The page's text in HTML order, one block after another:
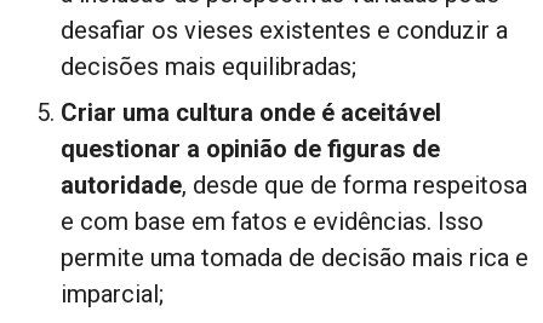
desafiar os vieses existentes e conduzir a
decisões mais equilibradas;
Criar uma cultura onde é aceitável
questionar a opinião de figuras de
autoridade, desde que de forma respeitosa
e com base em fatos e evidências. Isso
permite uma tomada de decisão mais rica e
imparcial;